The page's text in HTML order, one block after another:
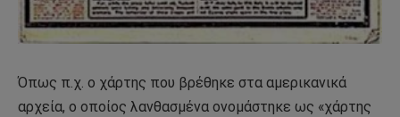
Όπως π.χ. ο χάρτης που βρέθηκε στα αμερικανικά
αρχεία, ο οποίος λανθασμένα ονομάστηκε ως «χάρτης